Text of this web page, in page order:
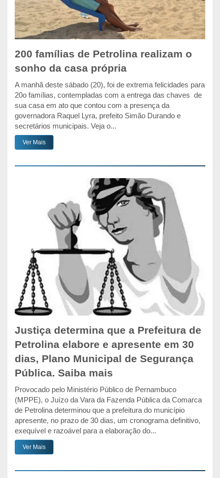
200 famílias de Petrolina realizam o
sonho da casa própria
A manhã deste sábado (20), foi de extrema felicidades para
20o famílias, contempladas com a entrega das chaves de
sua casa em ato que contou com a presença da
governadora Raquel Lyra, prefeito Simão Durando e
secretários municipais. Veja o...
Ver Mais
Justiça determina que a Prefeitura de
Petrolina elabore e apresente em 30
dias, Plano Municipal de Segurança
Pública. Saiba mais
Provocado pelo Ministério Público de Pernambuco
(MPPE), o Juízo da Vara da Fazenda Pública da Comarca
de Petrolina determinou que a prefeitura do município
apresente, no prazo de 30 dias, um cronograma definitivo,
exequível e razoável para a elaboração do...
Ver Mais